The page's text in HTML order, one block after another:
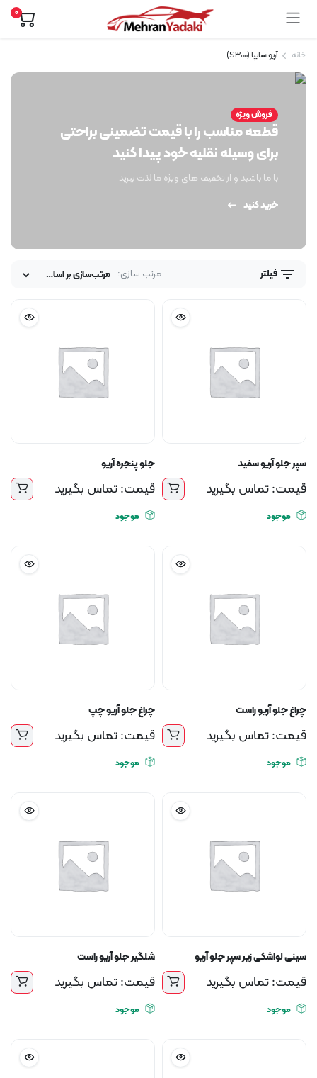
0
خانه آریو سایپا (S300)
فروش ویژه
قطعه مناسب را با قیمت تضمینی براحتی
برای وسیله نقلیه خود پیدا کنید
با ما باشید و از تخفیف های ویژه ما لذت ببرید
خرید کنید
فیلتر مرتب سازی:
سپر جلو آریو سفید
قیمت: تماس بگیرید
موجود
جلو پنجره آریو
قیمت: تماس بگیرید
موجود
چراغ جلو آریو راست
قیمت: تماس بگیرید
موجود
چراغ جلو آریو چپ
قیمت: تماس بگیرید
موجود
سینی لواشکی زیر سپر جلو آریو
قیمت: تماس بگیرید
موجود
شلگیر جلو آریو راست
قیمت: تماس بگیرید
موجود